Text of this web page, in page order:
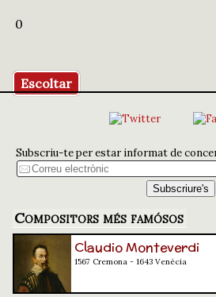
0
Escoltar
Subscriu-te per estar informat de
Compositors més famósos
Claudio Monteverdi
1567 Cremona - 1643 Venècia